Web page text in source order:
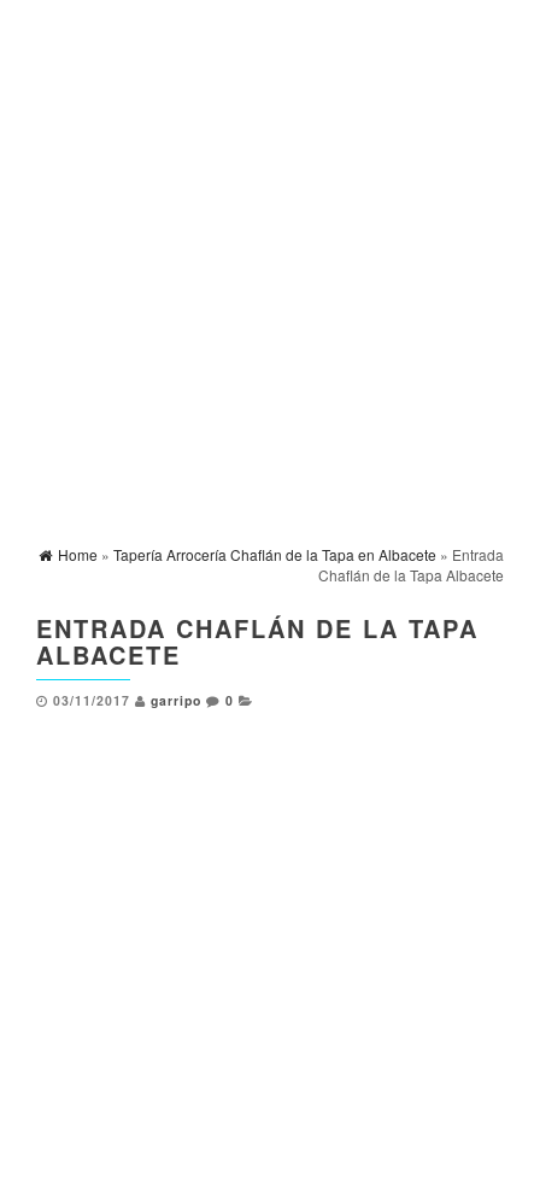
Home » Tapería Arrocería Chaflán de la Tapa en Albacete » Entrada
Chaflán de la Tapa Albacete
ENTRADA CHAFLÁN DE LA TAPA
ALBACETE
03/11/2017 garripo 0